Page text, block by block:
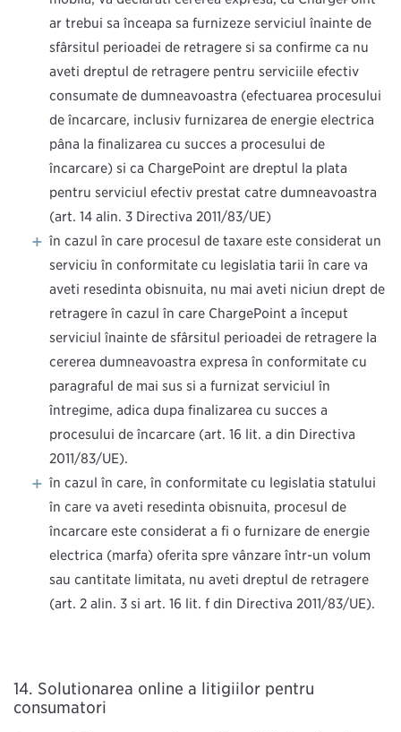
ar trebui să înceapă să furnizeze serviciul înainte de
sfârșitul perioadei de retragere și să confirme că nu
aveți dreptul de retragere pentru serviciile efectiv
consumate de dumneavoastră (efectuarea procesului
de încărcare, inclusiv furnizarea de energie electrică
până la finalizarea cu succes a procesului de
încărcare) și că ChargePoint are dreptul la plata
pentru serviciul efectiv prestat către dumneavoastră
(art. 14 alin. 3 Directiva 2011/83/UE)
în cazul în care procesul de taxare este considerat un
serviciu în conformitate cu legislația țării în care vă
aveți reședința obișnuită, nu mai aveți niciun drept de
retragere în cazul în care ChargePoint a început
serviciul înainte de sfârșitul perioadei de retragere la
cererea dumneavoastră expresă în conformitate cu
paragraful de mai sus și a furnizat serviciul în
întregime, adică după finalizarea cu succes a
procesului de încărcare (art. 16 lit. a din Directiva
2011/83/UE).
în cazul în care, în conformitate cu legislația statului
în care vă aveți reședința obișnuită, procesul de
încărcare este considerat a fi o furnizare de energie
electrică (marfă) oferită spre vânzare într-un volum
sau cantitate limitată, nu aveți dreptul de retragere
(art. 2 alin. 3 și art. 16 lit. f din Directiva 2011/83/UE).
Soluționarea online a litigiilor pentru
consumatori